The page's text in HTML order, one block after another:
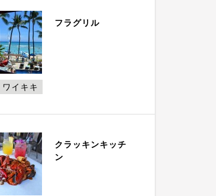
フラグリル
ワイキキ
クラッキンキッチ
ン